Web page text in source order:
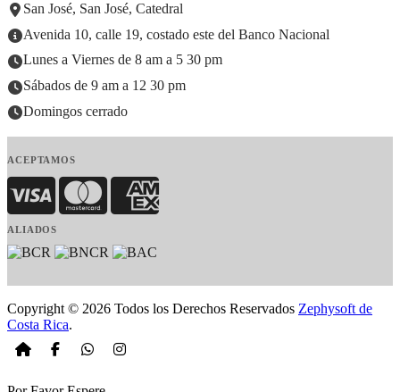
San José, San José, Catedral
Avenida 10, calle 19, costado este del Banco Nacional
Lunes a Viernes de 8 am a 5 30 pm
Sábados de 9 am a 12 30 pm
Domingos cerrado
ACEPTAMOS
Visa MasterCardAmerican Express
ALIADOS
Copyright © 2026 Todos los Derechos Reservados Zephysoft de
Costa Rica.